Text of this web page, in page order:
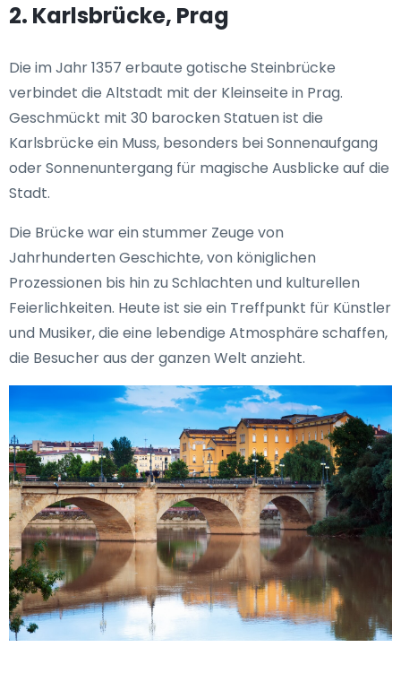
2. Karlsbrücke, Prag
Die im Jahr 1357 erbaute gotische Steinbrücke
verbindet die Altstadt mit der Kleinseite in Prag.
Geschmückt mit 30 barocken Statuen ist die
Karlsbrücke ein Muss, besonders bei Sonnenaufgang
oder Sonnenuntergang für magische Ausblicke auf die
Stadt.
Die Brücke war ein stummer Zeuge von
Jahrhunderten Geschichte, von königlichen
Prozessionen bis hin zu Schlachten und kulturellen
Feierlichkeiten. Heute ist sie ein Treffpunkt für Künstler
und Musiker, die eine lebendige Atmosphäre schaffen,
die Besucher aus der ganzen Welt anzieht.